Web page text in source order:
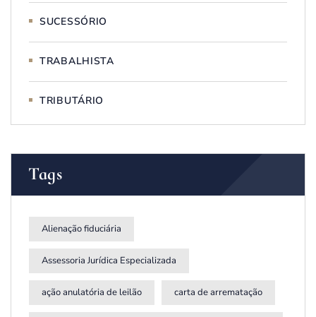
SUCESSÓRIO
TRABALHISTA
TRIBUTÁRIO
Tags
Alienação fiduciária
Assessoria Jurídica Especializada
ação anulatória de leilão carta de arrematação